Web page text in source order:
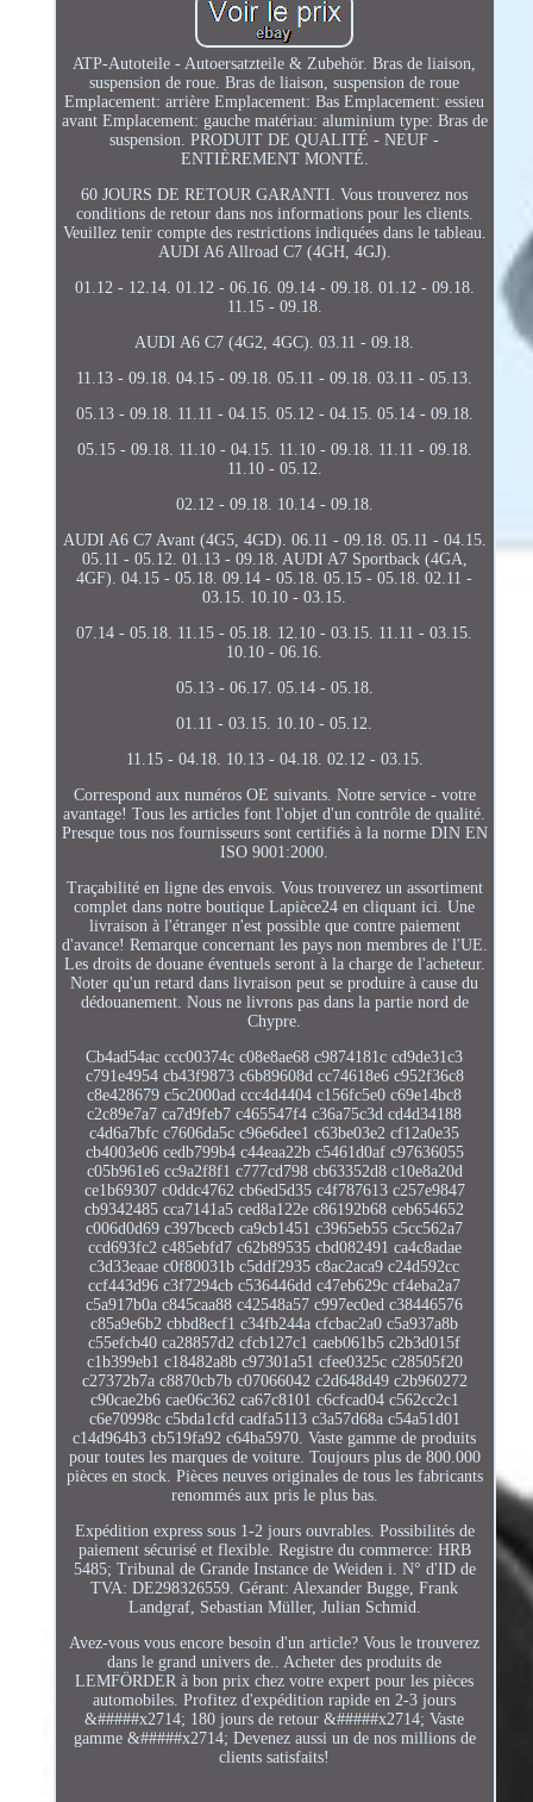
ATP-Autoteile - Autoersatzteile & Zubehör. Bras de liaison,
suspension de roue. Bras de liaison, suspension de roue
Emplacement: arrière Emplacement: Bas Emplacement: essieu
avant Emplacement: gauche matériau: aluminium type: Bras de
suspension. PRODUIT DE QUALITÉ - NEUF -
ENTIÈREMENT MONTÉ.
60 JOURS DE RETOUR GARANTI. Vous trouverez nos
conditions de retour dans nos informations pour les clients.
Veuillez tenir compte des restrictions indiquées dans le tableau.
AUDI A6 Allroad C7 (4GH, 4GJ).
01.12 - 12.14. 01.12 - 06.16. 09.14 - 09.18. 01.12 - 09.18.
11.15 - 09.18.
AUDI A6 C7 (4G2, 4GC). 03.11 - 09.18.
11.13 - 09.18. 04.15 - 09.18. 05.11 - 09.18. 03.11 - 05.13.
05.13 - 09.18. 11.11 - 04.15. 05.12 - 04.15. 05.14 - 09.18.
05.15 - 09.18. 11.10 - 04.15. 11.10 - 09.18. 11.11 - 09.18.
11.10 - 05.12.
02.12 - 09.18. 10.14 - 09.18.
AUDI A6 C7 Avant (4G5, 4GD). 06.11 - 09.18. 05.11 - 04.15.
05.11 - 05.12. 01.13 - 09.18. AUDI A7 Sportback (4GA,
4GF). 04.15 - 05.18. 09.14 - 05.18. 05.15 - 05.18. 02.11 -
03.15. 10.10 - 03.15.
07.14 - 05.18. 11.15 - 05.18. 12.10 - 03.15. 11.11 - 03.15.
10.10 - 06.16.
05.13 - 06.17. 05.14 - 05.18.
01.11 - 03.15. 10.10 - 05.12.
11.15 - 04.18. 10.13 - 04.18. 02.12 - 03.15.
Correspond aux numéros OE suivants. Notre service - votre
avantage! Tous les articles font l'objet d'un contrôle de qualité.
Presque tous nos fournisseurs sont certifiés à la norme DIN EN
ISO 9001:2000.
Traçabilité en ligne des envois. Vous trouverez un assortiment
complet dans notre boutique Lapièce24 en cliquant ici. Une
livraison à l'étranger n'est possible que contre paiement
d'avance! Remarque concernant les pays non membres de l'UE.
Les droits de douane éventuels seront à la charge de l'acheteur.
Noter qu'un retard dans livraison peut se produire à cause du
dédouanement. Nous ne livrons pas dans la partie nord de
Chypre.
Cb4ad54ac ccc00374c c08e8ae68 c9874181c cd9de31c3
c791e4954 cb43f9873 c6b89608d cc74618e6 c952f36c8
c8e428679 c5c2000ad ccc4d4404 c156fc5e0 c69e14bc8
c2c89e7a7 ca7d9feb7 c465547f4 c36a75c3d cd4d34188
c4d6a7bfc c7606da5c c96e6dee1 c63be03e2 cf12a0e35
cb4003e06 cedb799b4 c44eaa22b c5461d0af c97636055
c05b961e6 cc9a2f8f1 c777cd798 cb63352d8 c10e8a20d
ce1b69307 c0ddc4762 cb6ed5d35 c4f787613 c257e9847
cb9342485 cca7141a5 ced8a122e c86192b68 ceb654652
c006d0d69 c397bcecb ca9cb1451 c3965eb55 c5cc562a7
ccd693fc2 c485ebfd7 c62b89535 cbd082491 ca4c8adae
c3d33eaae c0f80031b c5ddf2935 c8ac2aca9 c24d592cc
ccf443d96 c3f7294cb c536446dd c47eb629c cf4eba2a7
c5a917b0a c845caa88 c42548a57 c997ec0ed c38446576
c85a9e6b2 cbbd8ecf1 c34fb244a cfcbac2a0 c5a937a8b
c55efcb40 ca28857d2 cfcb127c1 caeb061b5 c2b3d015f
c1b399eb1 c18482a8b c97301a51 cfee0325c c28505f20
c27372b7a c8870cb7b c07066042 c2d648d49 c2b960272
c90cae2b6 cae06c362 ca67c8101 c6cfcad04 c562cc2c1
c6e70998c c5bda1cfd cadfa5113 c3a57d68a c54a51d01
c14d964b3 cb519fa92 c64ba5970. Vaste gamme de produits
pour toutes les marques de voiture. Toujours plus de 800.000
pièces en stock. Pièces neuves originales de tous les fabricants
renommés aux pris le plus bas.
Expédition express sous 1-2 jours ouvrables. Possibilités de
paiement sécurisé et flexible. Registre du commerce: HRB
5485; Tribunal de Grande Instance de Weiden i. N° d'ID de
TVA: DE298326559. Gérant: Alexander Bugge, Frank
Landgraf, Sebastian Müller, Julian Schmid.
Avez-vous vous encore besoin d'un article? Vous le trouverez
dans le grand univers de.. Acheter des produits de
LEMFÖRDER à bon prix chez votre expert pour les pièces
automobiles. Profitez d'expédition rapide en 2-3 jours
&#####x2714; 180 jours de retour &#####x2714; Vaste
gamme &#####x2714; Devenez aussi un de nos millions de
clients satisfaits!